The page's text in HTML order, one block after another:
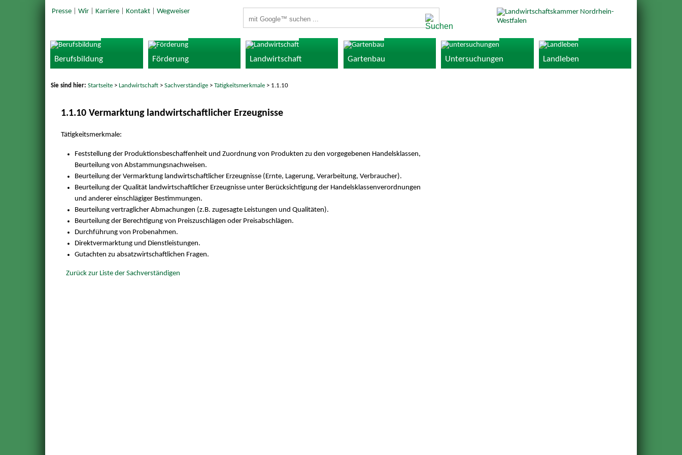
Presse| Wir| Karriere| Kontakt| Wegweiser
Berufsbildung Förderung Landwirtschaft Gartenbau Untersuchungen Landleben
Sie sind hier:Startseite >Landwirtschaft >Sachverständige >Tätigkeitsmerkmale > 1.1.10
1.1.10 Vermarktung landwirtschaftlicher Erzeugnisse
Tätigkeitsmerkmale:
Feststellung der Produktionsbeschaffenheit und Zuordnung von Produkten zu den vorgegebenen Handelsklassen,
Beurteilung von Abstammungsnachweisen.
Beurteilung der Vermarktung landwirtschaftlicher Erzeugnisse (Ernte, Lagerung, Verarbeitung, Verbraucher).
Beurteilung der Qualität landwirtschaftlicher Erzeugnisse unter Berücksichtigung der Handelsklassenverordnungen
und anderer einschlägiger Bestimmungen.
Beurteilung vertraglicher Abmachungen (z.B. zugesagte Leistungen und Qualitäten).
Beurteilung der Berechtigung von Preiszuschlägen oder Preisabschlägen.
Durchführung von Probenahmen.
Direktvermarktung und Dienstleistungen.
Gutachten zu absatzwirtschaftlichen Fragen.
Zurück zur Liste der Sachverständigen